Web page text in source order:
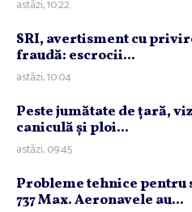
astăzi, 10:22
SRI, avertisment cu
fraudă: escrocii...
astăzi, 10:04
Peste jumătate de ţară,
caniculă şi ploi...
astăzi, 09:45
Probleme tehnice pentru
737 Max. Aeronavele au...